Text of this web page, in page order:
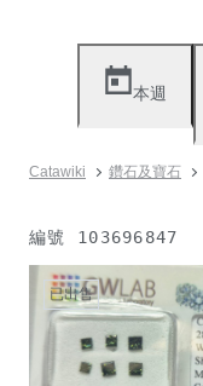
本週
Catawiki 鑽石及寶石
編號 103696847
已出售